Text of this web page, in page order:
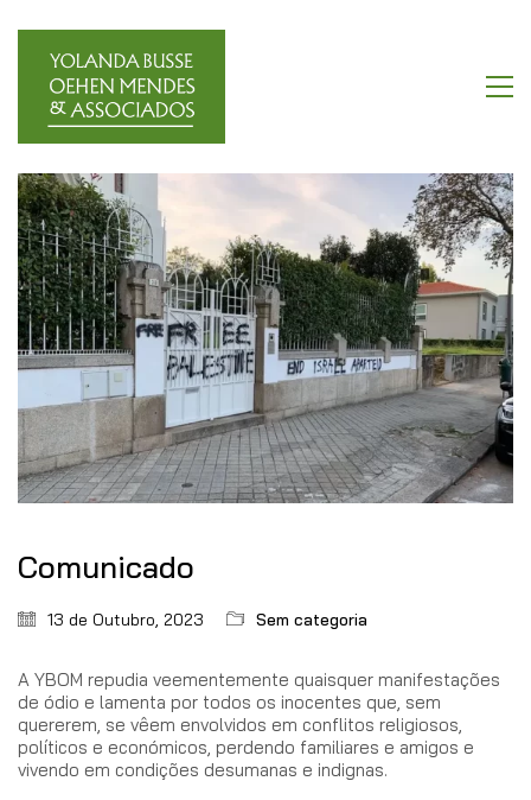
Comunicado
13 de Outubro, 2023 Sem categoria
A YBOM repudia veementemente quaisquer manifestações
de ódio e lamenta por todos os inocentes que, sem
quererem, se vêem envolvidos em conflitos religiosos,
políticos e económicos, perdendo familiares e amigos e
vivendo em condições desumanas e indignas.